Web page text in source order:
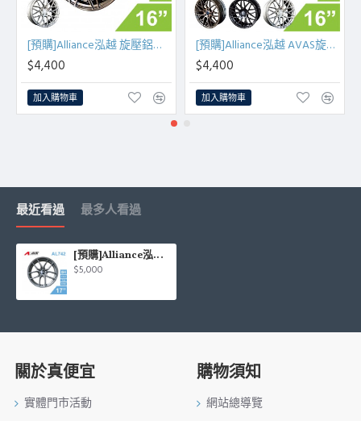
[預購]Alliance泓越 旋壓鋁圈輪框 AL792 16吋 4孔100/7J/ET38(古銅金/銀車面)
$4,400
加入購物車
[預購]Alliance泓越 AVAS旋壓鋁圈輪框 AL792 16吋 5孔100/7J/ET38
$4,400
加入購物車
最近看過 最多人看過
[預購]Alliance泓越 AVAS旋壓鋁圈輪框 AL742 17吋 5孔114.3/7.5J/ET38(平光深灰)
$5,000
關於真便宜
實體門市活動
購物須知
網站總導覽